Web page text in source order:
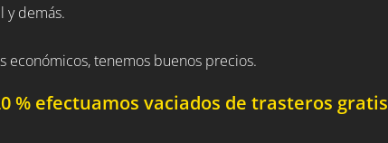
y demás.
económicos, tenemos buenos precios.
% efectuamos vaciados de trasteros gratis